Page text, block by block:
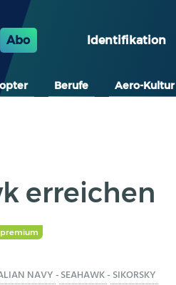
Abo Identifikation
Berufe Aero-Kultur
erreichen
premium
NAVY-SEAHAWK- SIKORSKY